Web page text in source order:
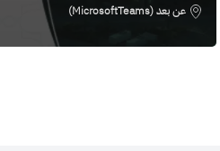
عن بعد (MicrosoftTeams)